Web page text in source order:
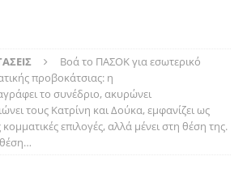
Βοά το ΠΑΣΟΚ για εσωτερικό
προβοκάτσιας: η
το συνέδριο, ακυρώνει
τους Κατρίνη και Δούκα, εμφανίζει ως
κομματικές επιλογές, αλλά μένει στη θέση της.